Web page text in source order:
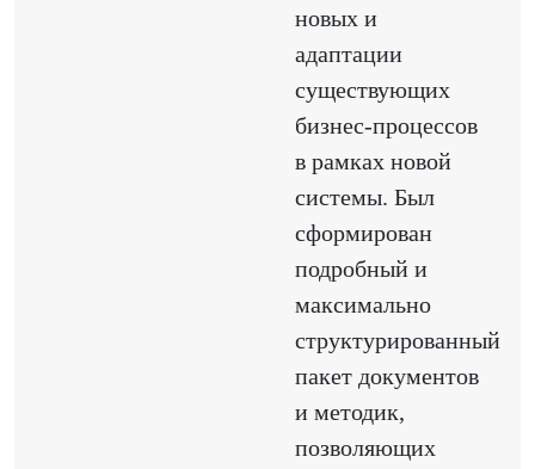
новых и
адаптации
существующих
бизнес-процессов
в рамках новой
системы. Был
сформирован
подробный и
максимально
структурированный
пакет документов
и методик,
позволяющих